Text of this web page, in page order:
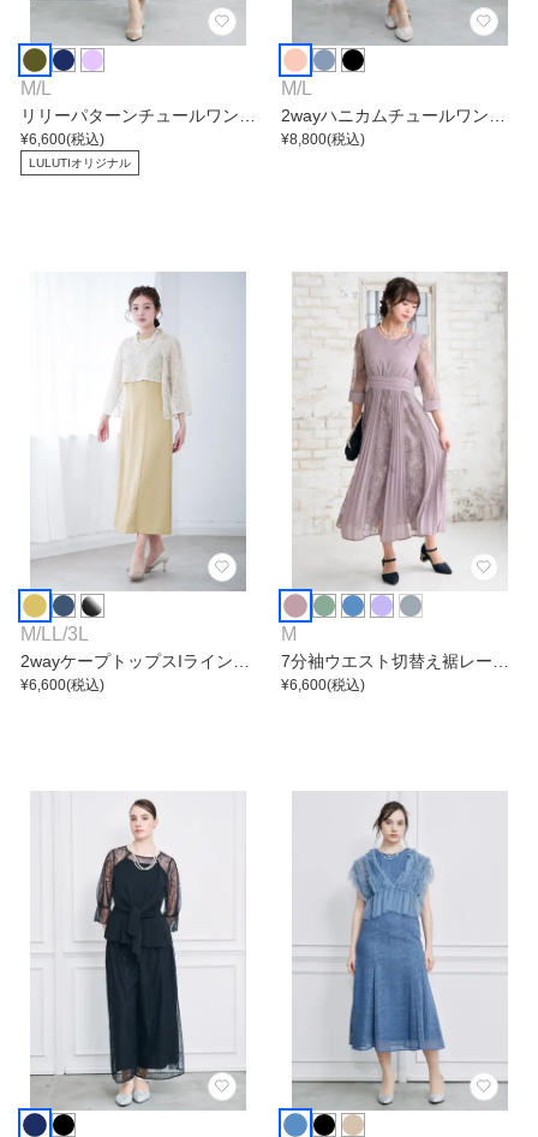
M/L
リリーパターンチュールワンピ
ース
¥6,600(税込)
LULUTIオリジナル
M/L
2wayハニカムチュールワンピ
ース
¥8,800(税込)
M/LL /3L
2wayケープトップスIラインワ
ンピース
¥6,600(税込)
M
7分袖ウエスト切替え裾レース
プリーツワンピース
¥6,600(税込)